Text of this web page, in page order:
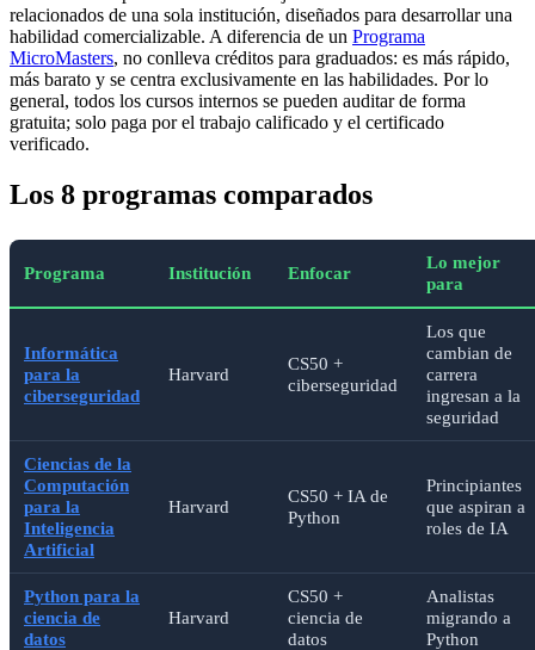
relacionados de una sola institución, diseñados para desarrollar una
habilidad comercializable. A diferencia de un Programa
MicroMasters, no conlleva créditos para graduados: es más rápido,
más barato y se centra exclusivamente en las habilidades. Por lo
general, todos los cursos internos se pueden auditar de forma
gratuita; solo paga por el trabajo calificado y el certificado
verificado.
Los 8 programas comparados
Programa Institución Enfocar
Lo mejor
para
Informática
para la
ciberseguridad
Harvard
CS50 +
ciberseguridad
Los que
cambian de
carrera
ingresan a la
seguridad
Ciencias de la
Computación
para la
Inteligencia
Artificial
Harvard
CS50 + IA de
Python
Principiantes
que aspiran a
roles de IA
Python para la
ciencia de
datos
Harvard
CS50 +
ciencia de
datos
Analistas
migrando a
Python